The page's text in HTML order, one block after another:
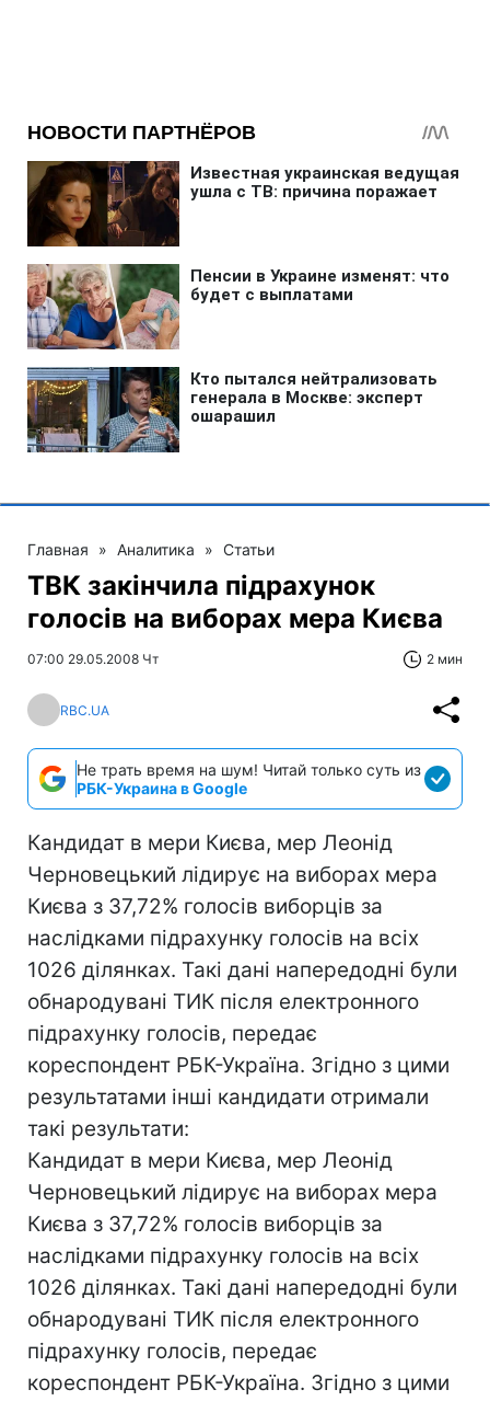
Главная » Аналитика » Статьи
ТВК закінчила підрахунок
голосів на виборах мера Києва
07:00 29.05.2008 Чт 2 мин
RBC.UA
Не трать время на шум! Читай только суть из
РБК-Украина в Google
Кандидат в мери Києва, мер Леонід
Черновецький лідирує на виборах мера
Києва з 37,72% голосів виборців за
наслідками підрахунку голосів на всіх
1026 ділянках. Такі дані напередодні були
обнародувані ТИК після електронного
підрахунку голосів, передає
кореспондент РБК-Україна. Згідно з цими
результатами інші кандидати отримали
такі результати:
Кандидат в мери Києва, мер Леонід
Черновецький лідирує на виборах мера
Києва з 37,72% голосів виборців за
наслідками підрахунку голосів на всіх
1026 ділянках. Такі дані напередодні були
обнародувані ТИК після електронного
підрахунку голосів, передає
кореспондент РБК-Україна. Згідно з цими